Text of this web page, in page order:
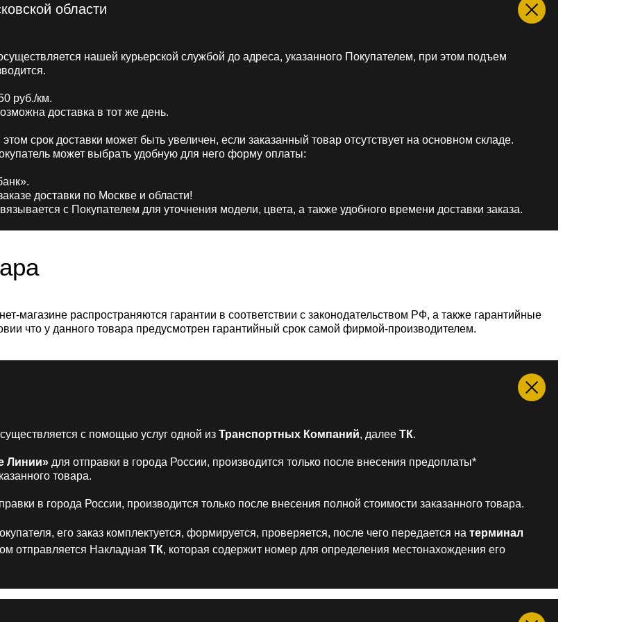
области
нашей курьерской службой до адреса, указанного Покупателем, при этом подъем
руб./км.
доставка в тот же день.
срок доставки может быть увеличен, если заказанный товар отсутствует на основном складе.
может выбрать удобную для него форму оплаты:
доставки по Москве и области!
с Покупателем для уточнения модели, цвета, а также удобного времени доставки заказа.
магазине распространяются гарантии в соответствии с законодательством РФ, а также гарантийные
что у данного товара предусмотрен гарантийный срок самой фирмой-производителем.
с помощью услуг одной из Транспортных Компаний, далее ТК.
Линии» для отправки в города России, производится только после внесения предоплаты*
товара.
в города России, производится только после внесения полной стоимости заказанного товара.
его заказ комплектуется, формируется, проверяется, после чего передается на терминал
отправляется Накладная ТК, которая содержит номер для определения местонахождения его